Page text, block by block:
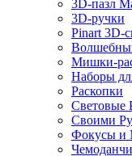
3D-пазл
3D-ручки
Pinart 3D-
Мишки-
Наборы
Раскопки
Световые
Своими
Фокусы и